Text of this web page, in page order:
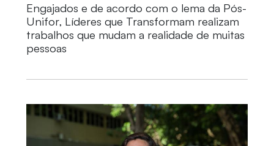
Engajados e de acordo com o lema da Pós-
Unifor, Líderes que Transformam realizam
trabalhos que mudam a realidade de muitas
pessoas